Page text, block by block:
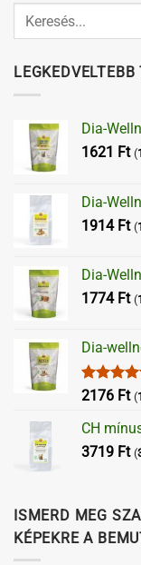
LEGKEDVELTEBB
Dia-
1621 Ft (
Dia-
1914 Ft (
Dia-
1774 Ft (
Dia-
Értékelés:
2176 Ft (
CH
3719 Ft (
ISMERD MEG
KÉPEKRE A